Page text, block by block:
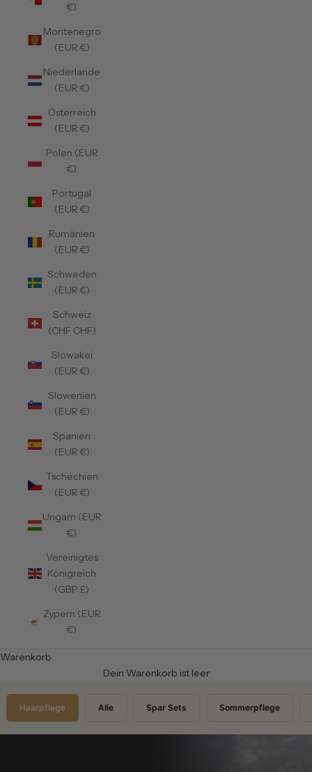
€)
Montenegro
(EUR €)
Niederlande
(EUR €)
Österreich
(EUR €)
Polen (EUR
€)
Portugal
(EUR €)
Rumänien
(EUR €)
Schweden
(EUR €)
Schweiz
(CHF CHF)
Slowakei
(EUR €)
Slowenien
(EUR €)
Spanien
(EUR €)
Tschechien
(EUR €)
Ungarn (EUR
€)
Vereinigtes
Königreich
(GBP £)
Zypern (EUR
€)
Warenkorb
Dein Warenkorb ist leer
Alle Spar Sets Sommerpflege
Haarpflege